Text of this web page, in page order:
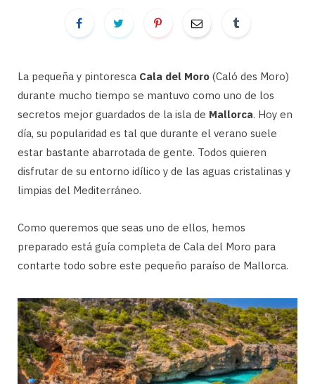
La pequeña y pintoresca Cala del Moro (Caló des Moro)
durante mucho tiempo se mantuvo como uno de los
secretos mejor guardados de la isla de Mallorca. Hoy en
día, su popularidad es tal que durante el verano suele
estar bastante abarrotada de gente. Todos quieren
disfrutar de su entorno idílico y de las aguas cristalinas y
limpias del Mediterráneo.
Como queremos que seas uno de ellos, hemos
preparado está guía completa de Cala del Moro para
contarte todo sobre este pequeño paraíso de Mallorca.